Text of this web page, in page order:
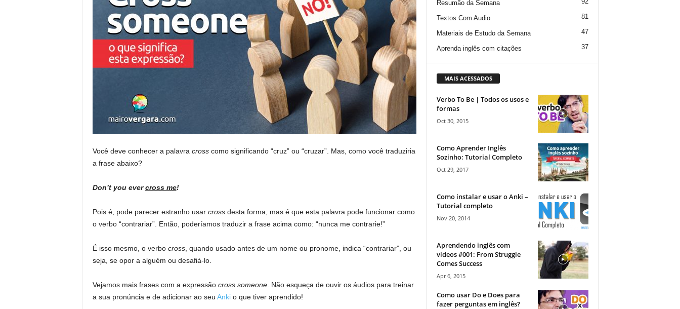
Você deve conhecer a palavra cross como significando “cruz” ou “cruzar”. Mas, como você traduziria
a frase abaixo?
Don’t you evercross me!
Pois é, pode parecer estranho usar crossdesta forma, mas é que esta palavra pode funcionar como
o verbo “contrariar”. Então, poderíamos traduzir a frase acima como: “nunca me contrarie!”
É isso mesmo, o verbo cross, quando usado antes de um nome ou pronome, indica “contrariar”, ou
seja, se opor a alguém ou desafiá-lo.
Vejamos mais frases com a expressão cross someone. Não esqueça de ouvir os áudios para treinar
a sua pronúncia e de adicionar ao seu Ankio que tiver aprendido!
Resumão da Semana
Textos Com Audio 81
Materiais de Estudo da Semana 47
Aprenda inglês com citações 37
MAIS ACESSADOS
Verbo To Be | Todos os usos e
formas
Oct 30, 2015
Como Aprender Inglês
Sozinho: Tutorial Completo
Oct 29, 2017
Como instalar e usar o Anki –
Tutorial completo
Nov 20, 2014
Aprendendo inglês com
vídeos #001: From Struggle
Comes Success
Apr 6, 2015
Como usar Do e Does para
fazer perguntas em inglês?